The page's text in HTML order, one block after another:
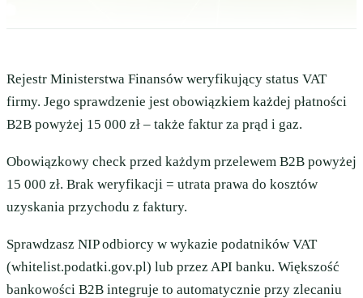
Rejestr Ministerstwa Finansów weryfikujący status VAT
firmy. Jego sprawdzenie jest obowiązkiem każdej płatności
B2B powyżej 15 000 zł – także faktur za prąd i gaz.
Obowiązkowy check przed każdym przelewem B2B powyżej
15 000 zł. Brak weryfikacji = utrata prawa do kosztów
uzyskania przychodu z faktury.
Sprawdzasz NIP odbiorcy w wykazie podatników VAT
(whitelist.podatki.gov.pl) lub przez API banku. Większość
bankowości B2B integruje to automatycznie przy zlecaniu